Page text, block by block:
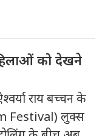
को देखने
राय बच्चन के
Festival) लुक्स